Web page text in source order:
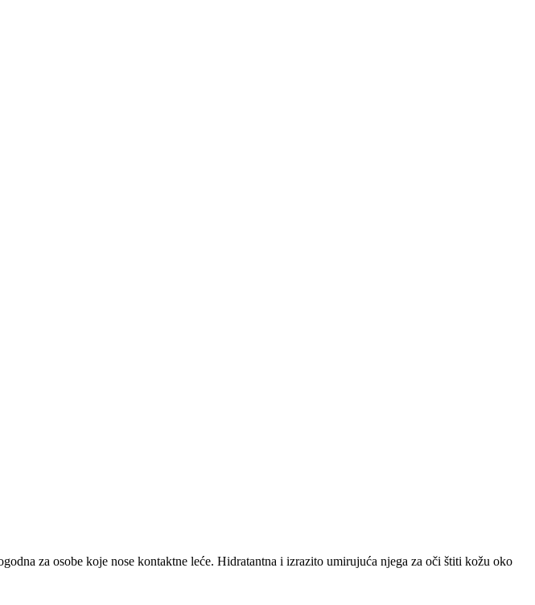
za osobe koje nose kontaktne leće. Hidratantna i izrazito umirujuća njega za oči štiti kožu oko